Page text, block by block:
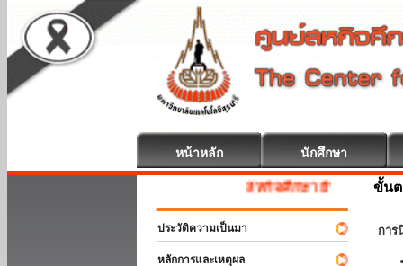
หน้าหลัก นักศึกษา
สหกิจศึกษา ยินดีต้อนรับ
ประวัติความเป็นมา
หลักการและเหตุผล
ขั้นต
การ